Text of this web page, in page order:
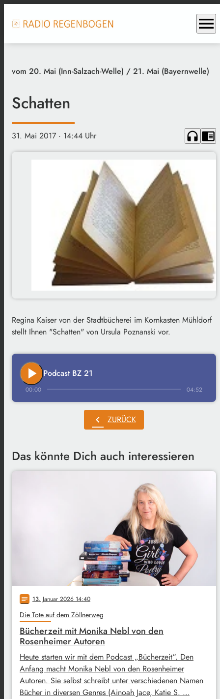
menu
vom 20. Mai (Inn-Salzach-Welle) / 21. Mai (Bayernwelle)
Schatten
31. Mai 2017 · 14:44 Uhr headphones chrome_reader_mode
Regina Kaiser von der Stadtbücherei im Kornkasten Mühldorf
stellt Ihnen "Schatten" von Ursula Poznanski vor.
play_arrow Podcast BZ 21
00:00 04:52
chevron_left ZURÜCK
Das könnte Dich auch interessieren
notes 13. Januar 2026 14:40
Die Tote auf dem Zöllnerweg
Bücherzeit mit Monika Nebl von den
Rosenheimer Autoren
Heute starten wir mit dem Podcast „Bücherzeit“. Den
Anfang macht Monika Nebl von den Rosenheimer
Autoren. Sie selbst schreibt unter verschiedenen Namen
Bücher in diversen Genres (Ainoah Jace, Katie S. …